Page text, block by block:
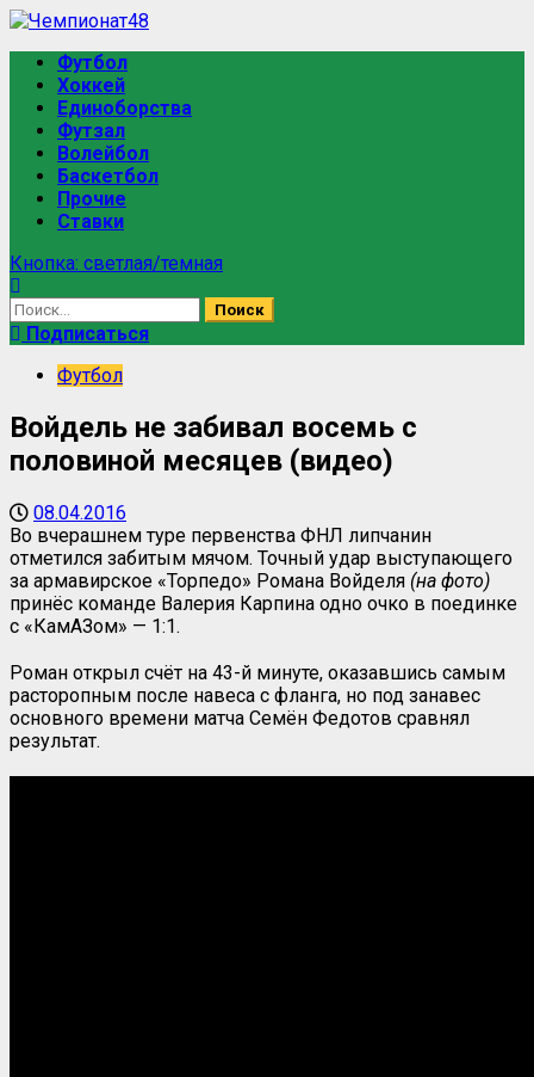
Футбол
Хоккей
Единоборства
Футзал
Волейбол
Баскетбол
Прочие
Ставки
Кнопка: светлая/темная
Подписаться
Футбол
Войдель не забивал восемь с
половиной месяцев (видео)
08.04.2016
Во вчерашнем туре первенства ФНЛ липчанин
отметился забитым мячом. Точный удар выступающего
за армавирское «Торпедо» Романа Войделя (на фото)
принёс команде Валерия Карпина одно очко в поединке
с «КамАЗом» — 1:1.
Роман открыл счёт на 43-й минуте, оказавшись самым
расторопным после навеса с фланга, но под занавес
основного времени матча Семён Федотов сравнял
результат.